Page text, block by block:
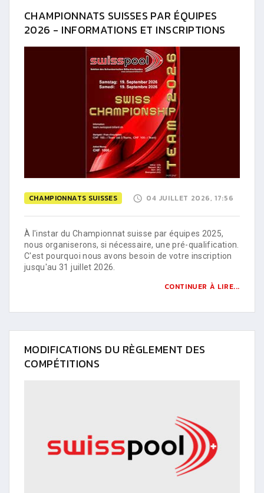
CHAMPIONNATS SUISSES PAR ÉQUIPES
2026 - INFORMATIONS ET INSCRIPTIONS
CHAMPIONNATS SUISSES 04 JUILLET 2026, 17:56
À l'instar du Championnat suisse par équipes 2025,
nous organiserons, si nécessaire, une pré-qualification.
C'est pourquoi nous avons besoin de votre inscription
jusqu'au 31 juillet 2026.
CONTINUER À LIRE...
MODIFICATIONS DU RÈGLEMENT DES
COMPÉTITIONS